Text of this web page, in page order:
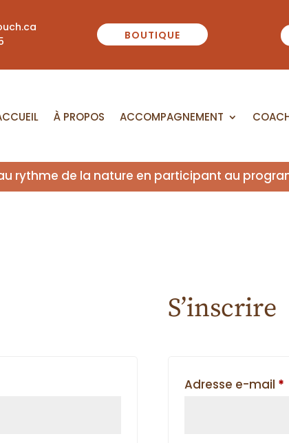
BOUTIQUE
À PROPOS ACCOMPAGNEMENT
rythme de la nature en participant au
S’inscrire
Adresse e-mail *